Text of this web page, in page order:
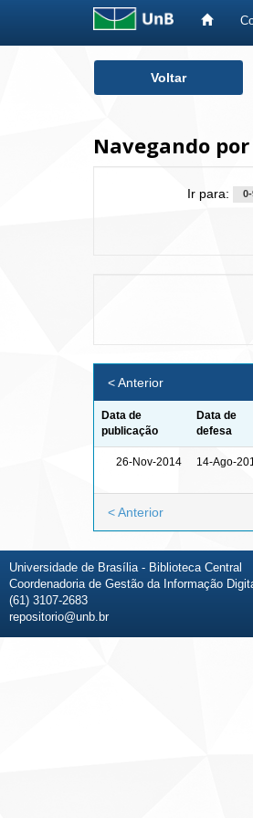
Voltar
Navegando
Ir para:
< Anterior
Data de
publicação
Data de
defesa
26-Nov-2014 14-Ago-
< Anterior
Universidade de Brasília - Biblioteca Central
Coordenadoria de Gestão da Informação
(61) 3107-2683
repositorio@unb.br